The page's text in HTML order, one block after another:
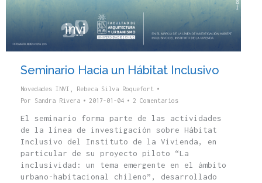
Seminario Hacia un Hábitat Inclusivo
Novedades INVI
Rebeca Silva Roquefort
Por Sandra Rivera 2017-01-04 2 Comentarios
El seminario forma parte de las actividades
de la línea de investigación sobre Hábitat
Inclusivo del Instituto de la Vivienda, en
particular de su proyecto piloto “La
inclusividad: un tema emergente en el ámbito
urbano-habitacional chileno”, desarrollado